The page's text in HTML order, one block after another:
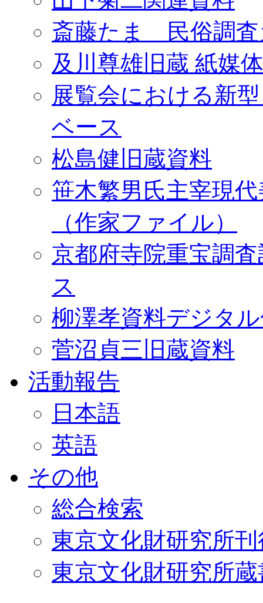
斎藤たま 民俗調査
及川尊雄旧蔵 紙媒
展覧会における新
ベース
松島健旧蔵資料
笹木繁男氏主宰現
（作家ファイル）
京都府寺院重宝調
ス
柳澤孝資料デジタ
菅沼貞三旧蔵資料
活動報告
日本語
英語
その他
総合検索
東京文化財研究所
東京文化財研究所